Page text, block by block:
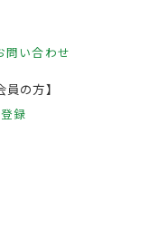
問い合わせ
の方】
録